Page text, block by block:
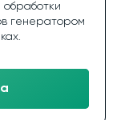
обработки
генератором